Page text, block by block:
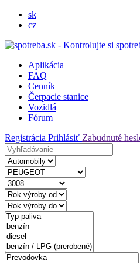
sk
cz
Aplikácia
FAQ
Cenník
Čerpacie stanice
Vozidlá
Fórum
Registrácia Prihlásiť Zabudnuté